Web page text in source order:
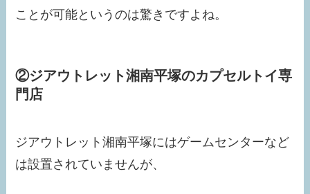
ことが可能というのは驚きですよね。
②ジアウトレット湘南平塚のカプセルトイ専
門店
ジアウトレット湘南平塚にはゲームセンターなど
は設置されていませんが、